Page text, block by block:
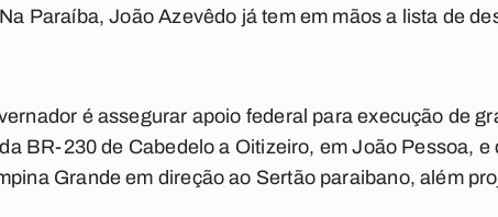
Paraíba, João Azevêdo já tem em mãos a lista de
é assegurar apoio federal para execução de
BR-230 de Cabedelo a Oitizeiro, em João Pessoa,
Grande em direção ao Sertão paraibano, além